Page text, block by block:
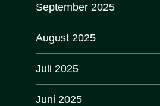
September 2025
August 2025
Juli 2025
Juni 2025